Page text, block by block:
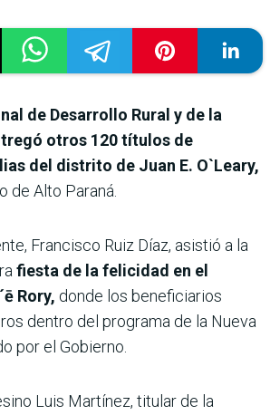
de Desarrollo Rural y de la
otros 120 títulos de
del distrito de Juan E. O`Leary,
de Alto Paraná.
Francisco Ruiz Díaz, asistió a la
fiesta de la felicidad en el
Rory, donde los beneficiarios
dentro del programa de la Nueva
por el Gobierno.
Luis Martínez, titular de la